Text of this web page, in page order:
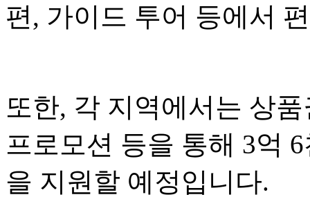
편, 가이드 투어 등에서
또한, 각 지역에서는 상
프로모션 등을 통해 3억
을 지원할 예정입니다.